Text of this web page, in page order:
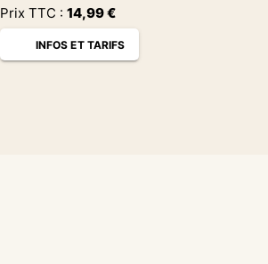
Prix TTC : 14,99€
INFOS ET TARIFS